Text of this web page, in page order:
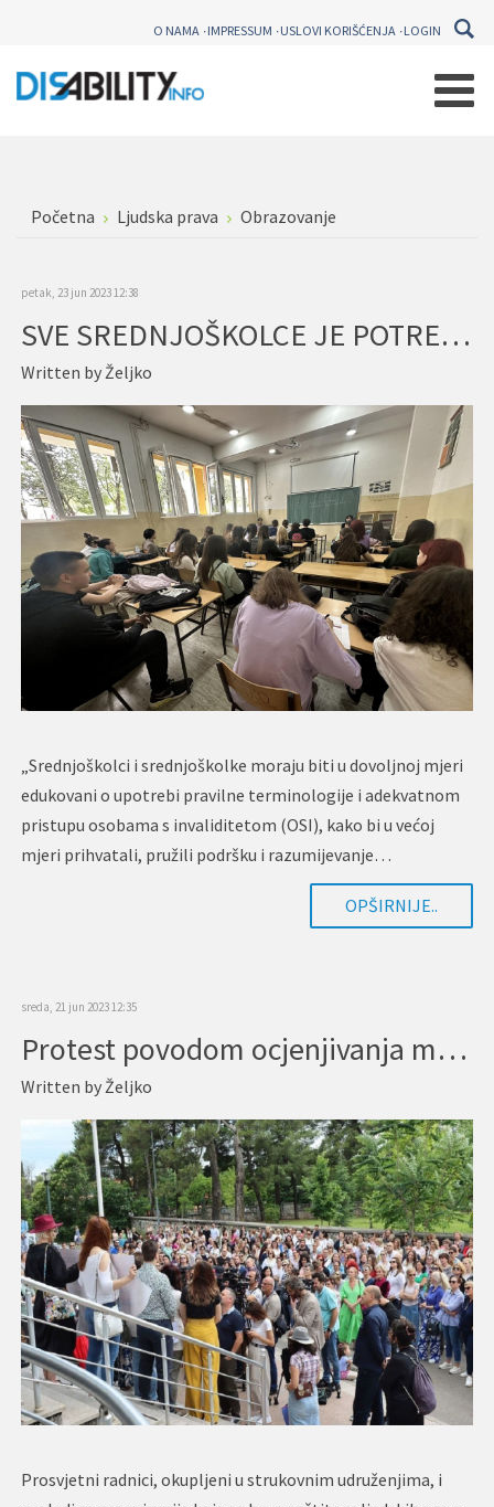
O NAMA IMPRESSUM USLOVI KORIŠĆENJA LOGIN
Početna Ljudska prava Obrazovanje
petak, 23 jun 2023 12:38
SVE SREDNJOŠKOLCE JE POTREBNO EDUKOVATI O PRAVIMA OSOBA S INVALIDITETOM
Written byŽeljko
„Srednjoškolci i srednjoškolke moraju biti u dovoljnoj mjeri
edukovani o upotrebi pravilne terminologije i adekvatnom
pristupu osobama s invaliditetom (OSI), kako bi u većoj
mjeri prihvatali, pružili podršku i razumijevanje…
OPŠIRNIJE..
sreda, 21 jun 2023 12:35
Protest povodom ocjenjivanja maturskog ispita: Ocjene jesu važne ali put do njih je najvažniji
Written by Željko
Prosvjetni radnici, okupljeni u strukovnim udruženjima, i